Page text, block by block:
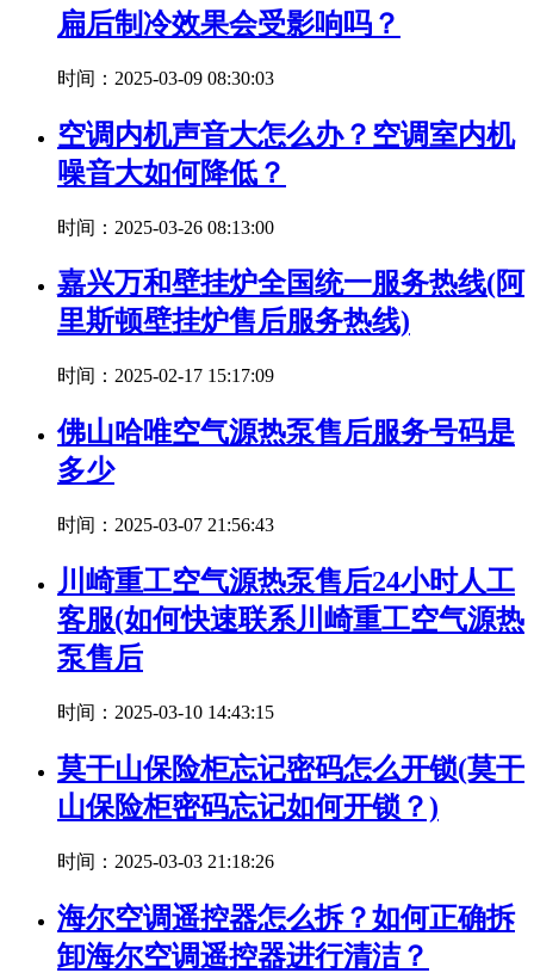
扁后制冷效果会受影响吗？
时间：2025-03-09 08:30:03
空调内机声音大怎么办？空调室内机
噪音大如何降低？
时间：2025-03-26 08:13:00
嘉兴万和壁挂炉全国统一服务热线(阿
里斯顿壁挂炉售后服务热线)
时间：2025-02-17 15:17:09
佛山哈唯空气源热泵售后服务号码是
多少
时间：2025-03-07 21:56:43
川崎重工空气源热泵售后24小时人工
客服(如何快速联系川崎重工空气源热
泵售后
时间：2025-03-10 14:43:15
莫干山保险柜忘记密码怎么开锁(莫干
山保险柜密码忘记如何开锁？)
时间：2025-03-03 21:18:26
海尔空调遥控器怎么拆？如何正确拆
卸海尔空调遥控器进行清洁？